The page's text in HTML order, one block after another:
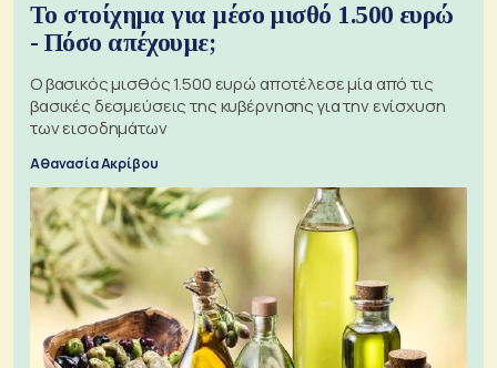
Το στοίχημα για μέσο μισθό 1.500 ευρώ
- Πόσο απέχουμε;
Ο βασικός μισθός 1.500 ευρώ αποτέλεσε μία από τις
βασικές δεσμεύσεις της κυβέρνησης για την ενίσχυση
των εισοδημάτων
Αθανασία Ακρίβου